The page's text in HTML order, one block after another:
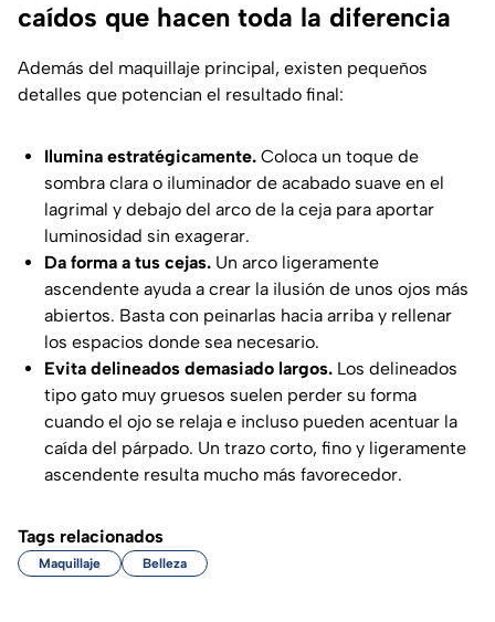
caídos que hacen toda la diferencia
Además del maquillaje principal, existen pequeños
detalles que potencian el resultado final:
Ilumina estratégicamente. Coloca un toque de
sombra clara o iluminador de acabado suave en el
lagrimal y debajo del arco de la ceja para aportar
luminosidad sin exagerar.
Da forma a tus cejas. Un arco ligeramente
ascendente ayuda a crear la ilusión de unos ojos más
abiertos. Basta con peinarlas hacia arriba y rellenar
los espacios donde sea necesario.
Evita delineados demasiado largos. Los delineados
tipo gato muy gruesos suelen perder su forma
cuando el ojo se relaja e incluso pueden acentuar la
caída del párpado. Un trazo corto, fino y ligeramente
ascendente resulta mucho más favorecedor.
Tags relacionados
Maquillaje Belleza